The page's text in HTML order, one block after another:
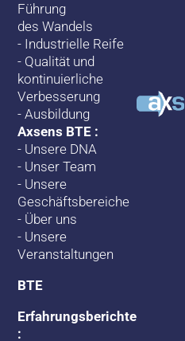
Führung
des Wandels
- Industrielle Reife
- Qualität und
kontinuierliche
Verbesserung
-Ausbildung
Axsens BTE :
- Unsere DNA
- Unser Team
- Unsere
Geschäftsbereiche
- Über uns
- Unsere
Veranstaltungen
BTE
Erfahrungsberichte
: